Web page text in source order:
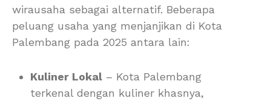
wirausaha sebagai alternatif. Beberapa
peluang usaha yang menjanjikan di Kota
Palembang pada 2025 antara lain:
Kuliner Lokal – Kota Palembang
terkenal dengan kuliner khasnya,